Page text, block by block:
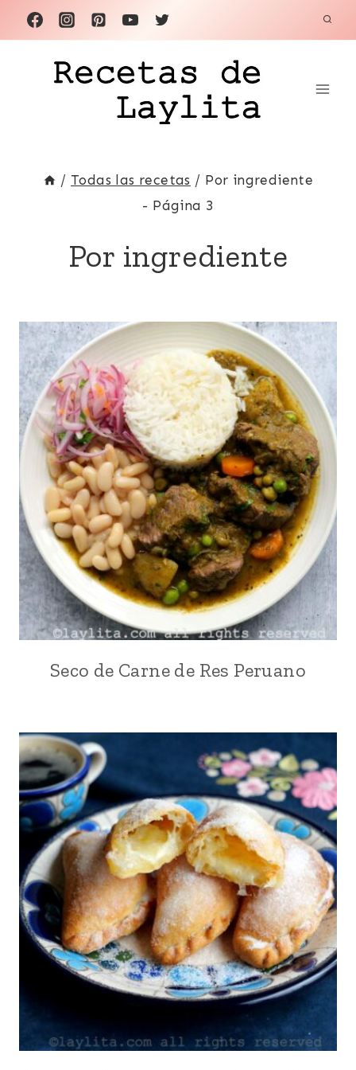
Saltar
al
contenido
/ Todas las recetas / Por ingrediente
- Página 3
Por ingrediente
CARNE
COMIDA
RECONFORTANTE
RES
O
VACA
|
GUISOS
Y
ESTOFADOS
|
LATINO/HISPANO
|
PARA
FIESTAS
|
Seco de Carne de Res Peruano